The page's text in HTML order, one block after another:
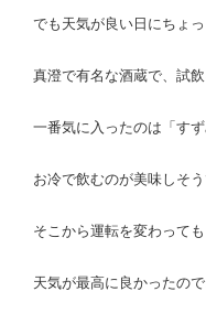
でも天気が良い日にちょっ
真澄で有名な酒蔵で、試飲
一番気に入ったのは「すず
お冷で飲むのが美味しそう
そこから運転を変わっても
天気が最高に良かったの